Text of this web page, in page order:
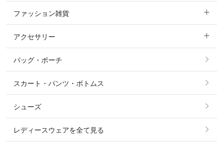
パーカー・トレーナー・スウェット
ニット・セーター
シャツ・ブラウス・ワンピース
その他 アウター
ショージャケット
ショーシャツ
ファッション雑貨
すべてのファッション雑貨
ソックス
ベルト
マフラー・スカーフ・ストール・スヌード
アクセサリー
すべてのアクセサリー
リング
ピアス・イヤリング
バッグ・ポーチ
スカート・パンツ・ボトムス
シューズ
レディースウェアを全て見る